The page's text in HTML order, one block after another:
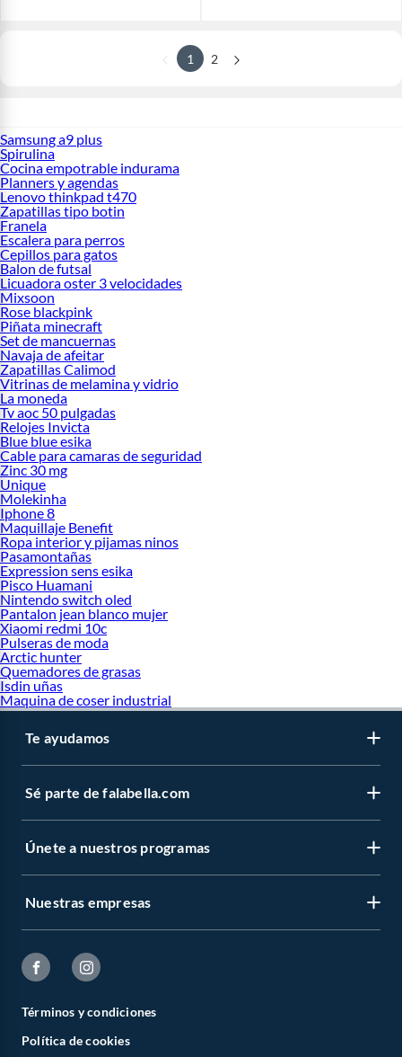
1 2
Samsung a9 plus
Spirulina
Cocina empotrable indurama
Planners y agendas
Lenovo thinkpad t470
Zapatillas tipo botin
Franela
Escalera para perros
Cepillos para gatos
Balon de futsal
Licuadora oster 3 velocidades
Mixsoon
Rose blackpink
Piñata minecraft
Set de mancuernas
Navaja de afeitar
Zapatillas Calimod
Vitrinas de melamina y vidrio
La moneda
Tv aoc 50 pulgadas
Relojes Invicta
Blue blue esika
Cable para camaras de seguridad
Zinc 30 mg
Unique
Molekinha
Iphone 8
Maquillaje Benefit
Ropa interior y pijamas ninos
Pasamontañas
Expression sens esika
Pisco Huamani
Nintendo switch oled
Pantalon jean blanco mujer
Xiaomi redmi 10c
Pulseras de moda
Arctic hunter
Quemadores de grasas
Isdin uñas
Maquina de coser industrial
Te ayudamos
Sé parte de falabella.com
Únete a nuestros programas
Nuestras empresas
Términos y condiciones
Política de cookies